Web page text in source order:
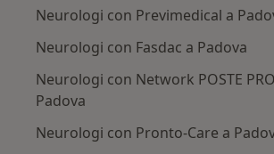
Neurologi con Previmedical a
Neurologi con Fasdac a Padova
Neurologi con Network POSTE
Padova
Neurologi con Pronto-Care a